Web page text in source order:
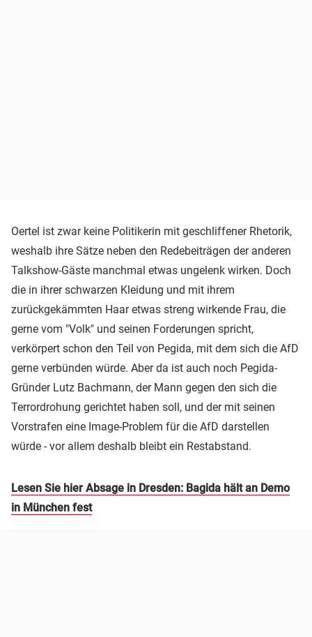
Oertel ist zwar keine Politikerin mit geschliffener Rhetorik,
weshalb ihre Sätze neben den Redebeiträgen der anderen
Talkshow-Gäste manchmal etwas ungelenk wirken. Doch
die in ihrer schwarzen Kleidung und mit ihrem
zurückgekämmten Haar etwas streng wirkende Frau, die
gerne vom "Volk" und seinen Forderungen spricht,
verkörpert schon den Teil von Pegida, mit dem sich die AfD
gerne verbünden würde. Aber da ist auch noch Pegida-
Gründer Lutz Bachmann, der Mann gegen den sich die
Terrordrohung gerichtet haben soll, und der mit seinen
Vorstrafen eine Image-Problem für die AfD darstellen
würde - vor allem deshalb bleibt ein Restabstand.
Lesen Sie hier Absage in Dresden: Bagida hält an Demo
in München fest